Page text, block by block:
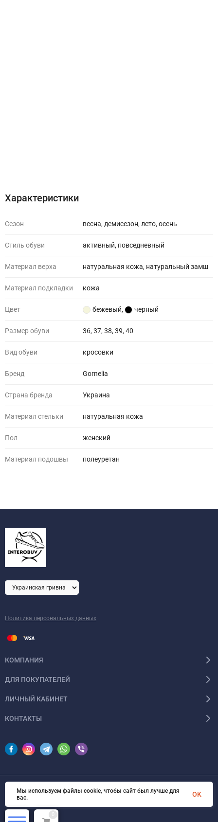
Характеристики
Сезон весна, демисезон, лето, осень
Стиль обуви активный, повседневный
Материал верха натуральная кожа, натуральный замш
Материал подкладки кожа
Цвет бежевый, черный
Размер обуви 36, 37, 38, 39, 40
Вид обуви кросовки
Бренд Gornelia
Страна бренда Украина
Материал стельки натуральная кожа
Пол женский
Материал подошвы полеуретан
Политика персональных данных
КОМПАНИЯ
ДЛЯ ПОКУПАТЕЛЕЙ
ЛИЧНЫЙ КАБИНЕТ
КОНТАКТЫ
© 2026 InSale. Все права защищены
0
Мы используем файлы cookie, чтобы сайт был лучше для
вас.
OK